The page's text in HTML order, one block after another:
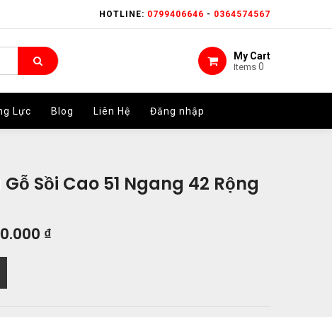
HOTLINE: 0799406646 - 0364574567
My Cart
Items 0
Lực Blog Liên Hệ Đăng nhập
HOTLINE: 0799406646 - 0364574567
My Cart
Items 0
Lực Blog Liên Hệ Đăng nhập
Sồi Cao 51 Ngang 42 Rộng
₫